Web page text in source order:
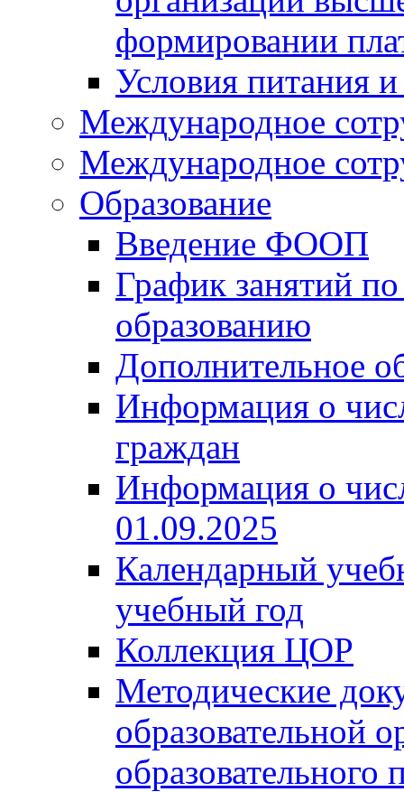
формировании
Условия питания
Международное
Международное
Образование
Введение ФООП
График занятий
образованию
Дополнительное
Информация о
граждан
Информация о
01.09.2025
Календарный
учебный год
Коллекция ЦОР
Методические
образовательной
образовательного